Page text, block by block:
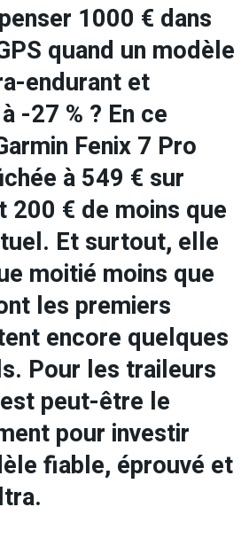
1000 € dans
quand un modèle
endurant et
-27 % ? En ce
Fenix 7 Pro
à 549 € sur
200 € de moins que
Et surtout, elle
moitié moins que
les premiers
encore quelques
Pour les traileurs
peut-être le
pour investir
fiable, éprouvé et